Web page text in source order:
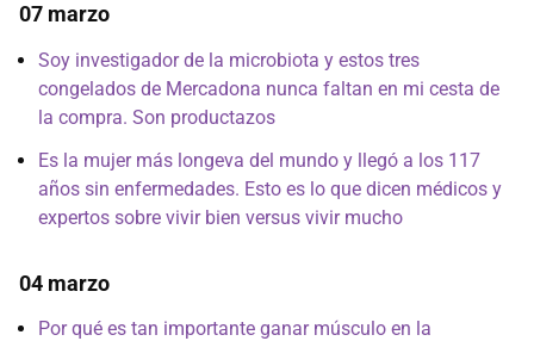
07 marzo
Soy investigador de la microbiota y estos tres
congelados de Mercadona nunca faltan en mi cesta de
la compra. Son productazos
Es la mujer más longeva del mundo y llegó a los 117
años sin enfermedades. Esto es lo que dicen médicos y
expertos sobre vivir bien versus vivir mucho
04 marzo
Por qué es tan importante ganar músculo en la